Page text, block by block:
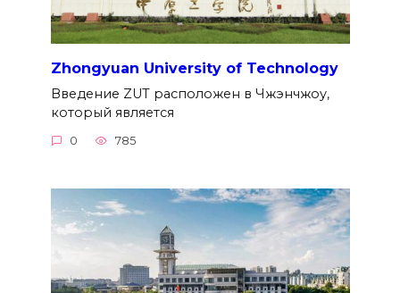
Zhongyuan University of Technology
Введение ZUT расположен в Чжэнчжоу,
который является
0 785